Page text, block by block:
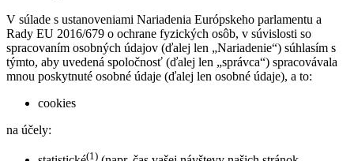
V súlade s ustanoveniami Nariadenia Európskeho parlamentu a
Rady EU 2016/679 o ochrane fyzických osôb, v súvislosti so
spracovaním osobných údajov (ďalej len „Nariadenie“) súhlasím s
týmto, aby uvedená spoločnosť (ďalej len „správca“) spracovávala
mnou poskytnuté osobné údaje (ďalej len osobné údaje), a to:
cookies
na účely:
(1)